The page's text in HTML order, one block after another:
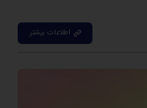
اطلاعات بیشتر